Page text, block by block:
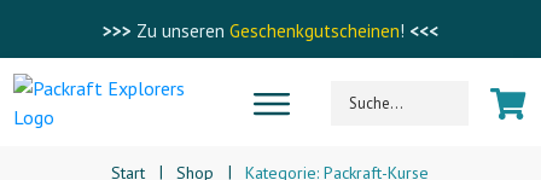
>>> Zu unseren Geschenkgutscheinen! <<<
Start | Shop | Kategorie: Packraft-Kurse